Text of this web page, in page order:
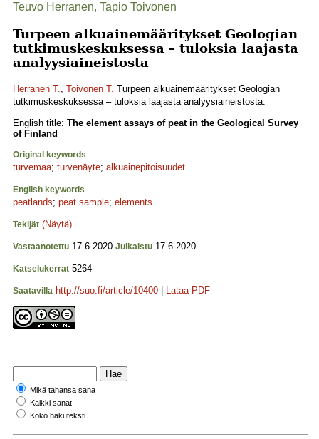
Teuvo Herranen, Tapio Toivonen
Turpeen alkuainemääritykset Geologian
tutkimuskeskuksessa – tuloksia laajasta
analyysiaineistosta
Herranen T., Toivonen T. Turpeen alkuainemääritykset Geologian
tutkimuskeskuksessa – tuloksia laajasta analyysiaineistosta.
English title: The element assays of peat in the Geological Survey
of Finland
Original keywords
turvemaa; turvenäyte; alkuainepitoisuudet
English keywords
peatlands; peat sample; elements
Tekijät (Näytä)
Vastaanotettu 17.6.2020 Julkaistu 17.6.2020
Katselukerrat 5264
Saatavilla http://suo.fi/article/10400 Lataa PDF
Mikä tahansa sana
Kaikki sanat
Koko hakuteksti